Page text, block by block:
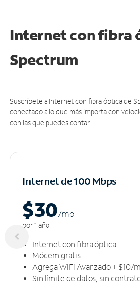
Internet con fibra
Spectrum
Suscríbete a Internet con fibra óptica de
conectado a lo que más importa con
con las que puedes contar.
Internet de 100 Mbps
$30/mo
por 1 año
Internet con fibra óptica
Módem gratis
Agrega WiFi Avanzado + $10/
Sin límite de datos, sin